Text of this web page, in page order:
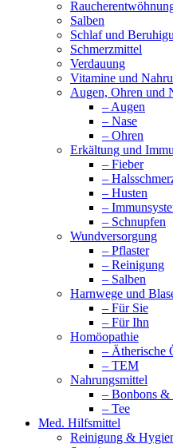
Salben
Schlaf und
Schmerzmittel
Verdauung
Vitamine und
Augen, Ohren und
– Augen
– Nase
– Ohren
Erkältung und
– Fieber
–
– Husten
–
– Schnupfen
Wundversorgung
– Pflaster
– Reinigung
– Salben
Harnwege und
– Für Sie
– Für Ihn
Homöopathie
– Ätherische
– TEM
Nahrungsmittel
– Bonbons &
– Tee
Med. Hilfsmittel
Reinigung &